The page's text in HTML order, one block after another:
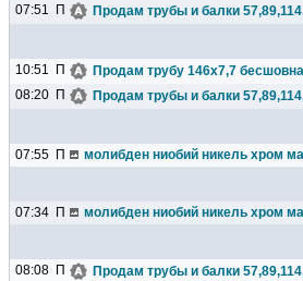
07:51 П Продам трубы и балки
10:51 П Продам трубу 146х7,7
08:20 П Продам трубы и балки
07:55 П молибден ниобий никель хром
07:34 П молибден ниобий никель хром
08:08 П Продам трубы и балки